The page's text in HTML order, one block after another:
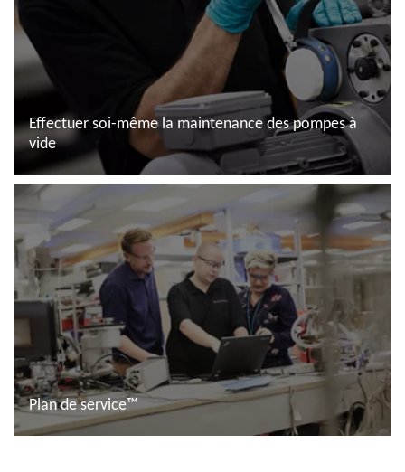
Effectuer soi-même la maintenance des pompes à
vide
En savoir plus
Plan de service™